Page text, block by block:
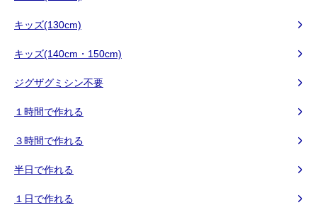
キッズ(130cm)
キッズ(140cm・150cm)
ジグザグミシン不要
１時間で作れる
３時間で作れる
半日で作れる
１日で作れる